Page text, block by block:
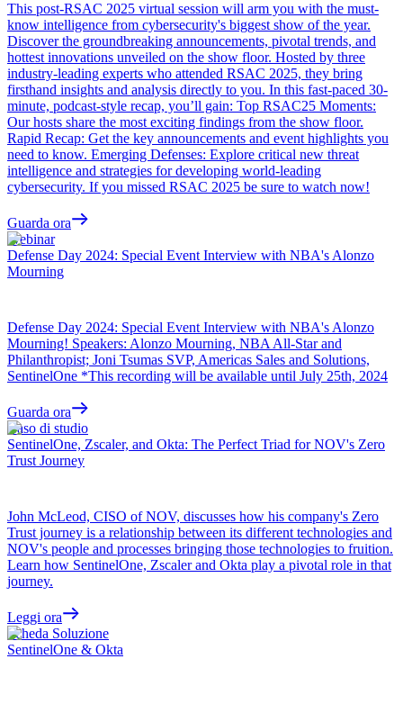
This post-RSAC 2025 virtual session will arm you with the must-
know intelligence from cybersecurity's biggest show of the year.
Discover the groundbreaking announcements, pivotal trends, and
hottest innovations unveiled on the show floor. Hosted by three
industry-leading experts who attended RSAC 2025, they bring
firsthand insights and analysis directly to you. In this fast-paced 30-
minute, podcast-style recap, you’ll gain: Top RSAC25 Moments:
Our hosts share the most exciting findings from the show floor.
Rapid Recap: Get the key announcements and event highlights you
need to know. Emerging Defenses: Explore critical new threat
intelligence and strategies for developing world-leading
cybersecurity. If you missed RSAC 2025 be sure to watch now!
Guarda ora
Webinar
Defense Day 2024: Special Event Interview with NBA's Alonzo
Mourning
Defense Day 2024: Special Event Interview with NBA's Alonzo
Mourning! Speakers: Alonzo Mourning, NBA All-Star and
Philanthropist; Joni Tsumas SVP, Americas Sales and Solutions,
SentinelOne *This recording will be available until July 25th, 2024
Guarda ora
Caso di studio
SentinelOne, Zscaler, and Okta: The Perfect Triad for NOV's Zero
Trust Journey
John McLeod, CISO of NOV, discusses how his company's Zero
Trust journey is a relationship between its different technologies and
NOV's people and processes bringing those technologies to fruition.
Learn how SentinelOne, Zscaler and Okta play a pivotal role in that
journey.
Leggi ora
Scheda Soluzione
SentinelOne & Okta